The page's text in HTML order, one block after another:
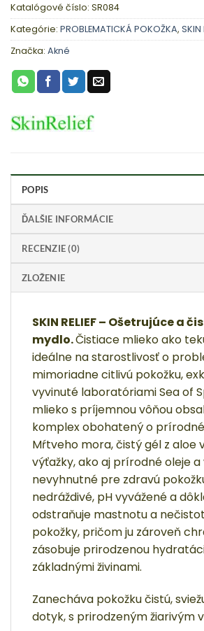
Katalógové číslo: SR084
Kategórie: PROBLEMATICKÁ POKOŽKA, SKIN
Značka: Akné
POPIS
ĎALŠIE INFORMÁCIE
RECENZIE (0)
ZLOŽENIE
SKIN RELIEF – Ošetrujúce a
mydlo.Čistiace mlieko ako
ideálne na starostlivosť o
mimoriadne citlivú pokožku,
vyvinuté laboratóriami Sea of
mlieko s príjemnou vôňou
komplex obohatený o
Mŕtveho mora, čistý gél z aloe
výťažky, ako aj prírodné oleje
nevyhnutné pre zdravú
nedráždivé, pH vyvážené a
odstraňuje mastnotu a
pokožky, pričom ju zároveň
zásobuje prirodzenou
základnými živinami.
Zanecháva pokožku čistú,
dotyk, s prirodzeným žiarivým